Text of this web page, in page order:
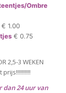
Ombre
1.00
€ 0.75
2,5-3 WEKEN
dan 24 uur van